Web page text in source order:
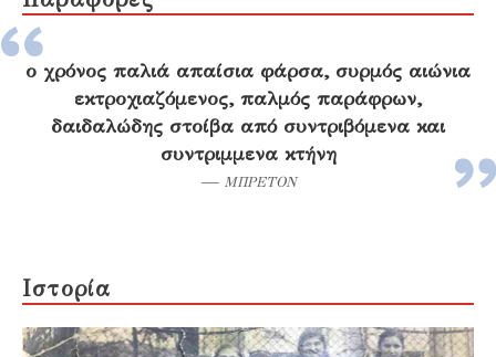
ο χρόνος παλιά απαίσια φάρσα, συρμός αιώνια
εκτροχιαζόμενος, παλμός παράφρων,
δαιδαλώδης στοίβα από συντριβόμενα και
συντριμμενα κτήνη
—ΜΠΡΕΤΟΝ
Ιστορία